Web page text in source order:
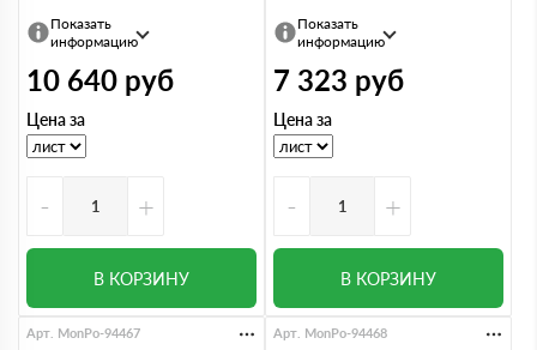
Показать
информацию
10 640 руб
Цена за
- +
В КОРЗИНУ
Показать
информацию
7 323 руб
Цена за
- +
В КОРЗИНУ
Арт. MonPo-94467 Арт. MonPo-94468